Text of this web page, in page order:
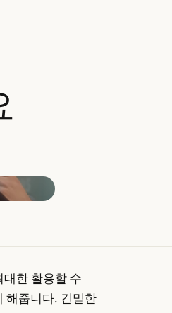
한 활용할 수
해줍니다. 긴밀한